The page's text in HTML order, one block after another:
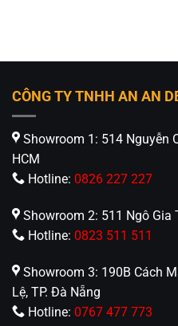
CÔNG TY TNHH AN AN
Showroom 1: 514 Nguyễn
HCM
Hotline: 0826 227 227
Showroom 2: 511 Ngô Gia
Hotline: 0823 511 511
Showroom 3: 190B Cách
Lệ, TP. Đà Nẵng
Hotline: 0767 477 773